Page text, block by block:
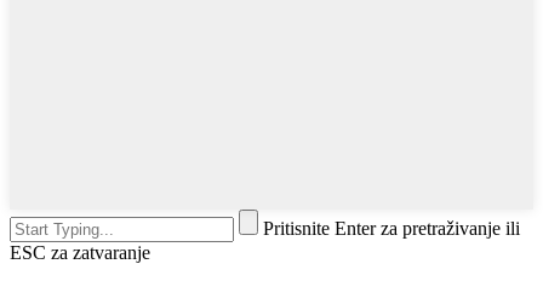
Pritisnite Enter za pretraživanje ili
ESC za zatvaranje